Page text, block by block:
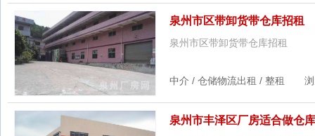
泉州市区带卸货带仓库招租
泉州市区带卸货带仓库招租
中介 / 仓储物流出租 / 整租
泉州市丰泽区厂房适合做仓库